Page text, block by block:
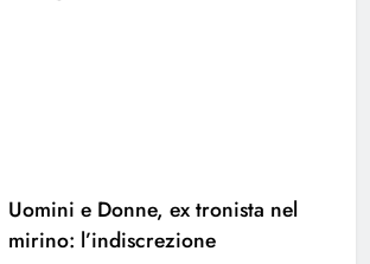
Uomini e Donne, ex tronista nel
mirino: l’indiscrezione